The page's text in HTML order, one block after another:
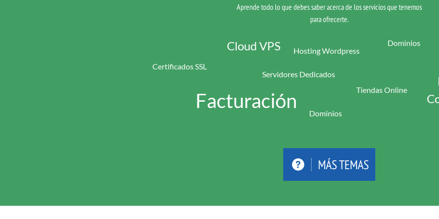
Aprende todo lo que debes saber acerca de los servicios que tenemos
para ofrecerte.
Cloud VPS Hosting Wordpress
Servidores Dedicados
Facturación
Certificados SSL
Dominios
Tiendas Online
Dominios
MÁS TEMAS